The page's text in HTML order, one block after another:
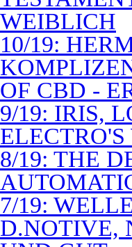
WEIBLICH
10/19:
OF CBD -
9/19: IRIS,
8/19: THE
7/19:
D.NOTIVE,